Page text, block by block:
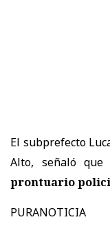
El subprefecto
Alto, señaló que
prontuario
PURANOTICIA